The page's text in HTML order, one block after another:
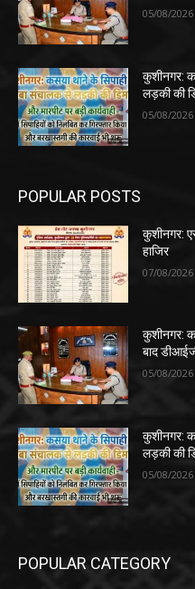
05/08/2026
कुशीनगर:
लड़की की
05/08/2026
POPULAR POSTS
कुशीनगर:
हाजिर
07/08/2026
कुशीनगर:
बाद
05/08/2026
कुशीनगर:
लड़की की
05/08/2026
POPULAR CATEGORY